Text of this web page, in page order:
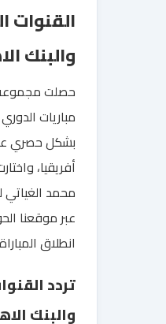
القنوات
والبنك
حصلت
بشكل حصري
أفريقيا،
محمد الغياتي
عبر موقعنا
انطلاق
تردد
والبنك